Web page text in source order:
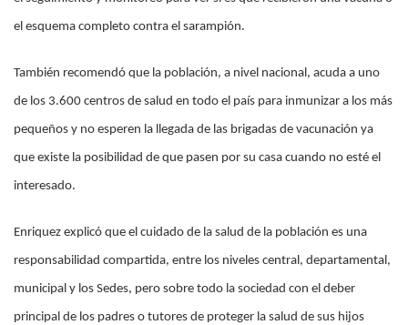
el esquema completo contra el sarampión.
También recomendó que la población, a nivel nacional, acuda a uno
de los 3.600 centros de salud en todo el país para inmunizar a los más
pequeños y no esperen la llegada de las brigadas de vacunación ya
que existe la posibilidad de que pasen por su casa cuando no esté el
interesado.
Enriquez explicó que el cuidado de la salud de la población es una
responsabilidad compartida, entre los niveles central, departamental,
municipal y los Sedes, pero sobre todo la sociedad con el deber
principal de los padres o tutores de proteger la salud de sus hijos